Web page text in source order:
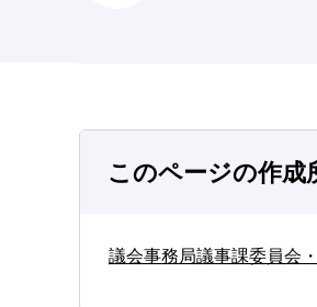
このページの作成
議会事務局議事課委員会